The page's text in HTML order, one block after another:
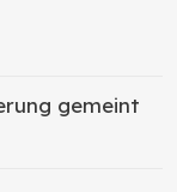
gemeint